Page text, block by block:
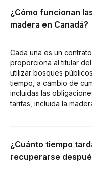
¿Cómo funcionan
madera en Canadá?
Cada una es un
proporciona al titular
utilizar bosques
tiempo, a cambio de
incluidas las
tarifas, incluida la
¿Cuánto tiempo
recuperarse